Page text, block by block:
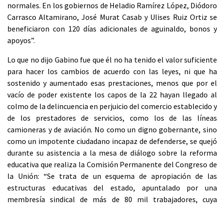
normales. En los gobiernos de Heladio Ramírez López, Diódoro
Carrasco Altamirano, José Murat Casab y Ulises Ruiz Ortiz se
beneficiaron con 120 días adicionales de aguinaldo, bonos y
apoyos”.
Lo que no dijo Gabino fue que él no ha tenido el valor suficiente
para hacer los cambios de acuerdo con las leyes, ni que ha
sostenido y aumentado esas prestaciones, menos que por el
vacío de poder existente los capos de la 22 hayan llegado al
colmo de la delincuencia en perjuicio del comercio establecido y
de los prestadores de servicios, como los de las líneas
camioneras y de aviación. No como un digno gobernante, sino
como un impotente ciudadano incapaz de defenderse, se quejó
durante su asistencia a la mesa de diálogo sobre la reforma
educativa que realiza la Comisión Permanente del Congreso de
la Unión: “Se trata de un esquema de apropiación de las
estructuras educativas del estado, apuntalado por una
membresía sindical de más de 80 mil trabajadores, cuya